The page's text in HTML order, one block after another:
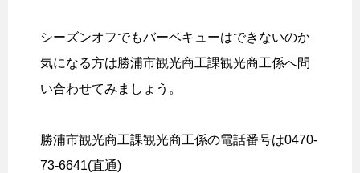
シーズンオフでもバーベキューはできないのか
気になる方は勝浦市観光商工課観光商工係へ問
い合わせてみましょう。
勝浦市観光商工課観光商工係の電話番号は0470-
73-6641(直通)